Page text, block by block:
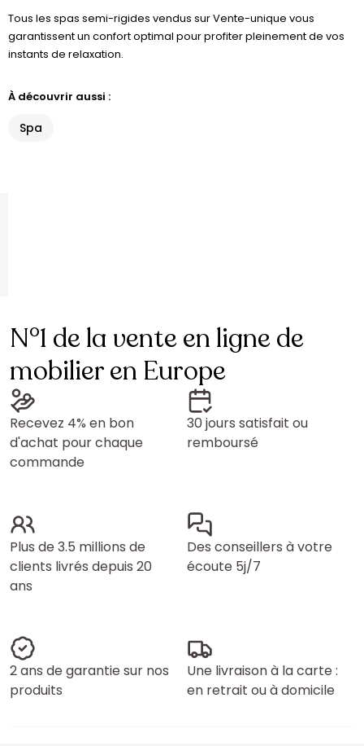
Tous les spas semi-rigides vendus sur Vente-unique vous
garantissent un confort optimal pour profiter pleinement de vos
instants de relaxation.
À découvrir aussi :
Spa
N°1 de la vente en ligne de
mobilier en Europe
Recevez 4% en bon
d'achat pour chaque
commande
30 jours satisfait ou
remboursé
Plus de 3.5 millions de
clients livrés depuis 20
ans
Des conseillers à votre
écoute 5j/7
2 ans de garantie sur nos
produits
Une livraison à la carte :
en retrait ou à domicile